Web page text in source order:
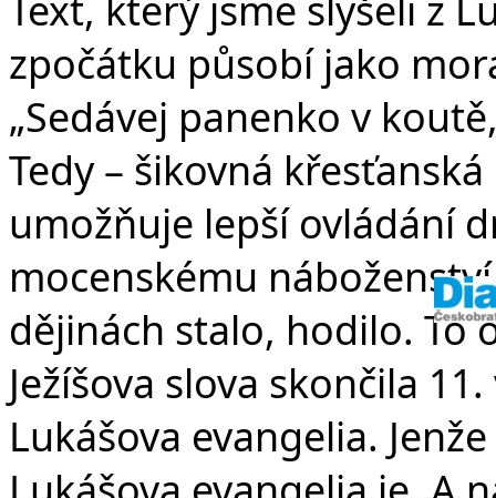
zpočátku působí jako
„Sedávej panenko v
Tedy – šikovná
umožňuje lepší ovládání
mocenskému
dějinách stalo, hodilo. To
Ježíšova slova skončila
Lukášova evangelia.